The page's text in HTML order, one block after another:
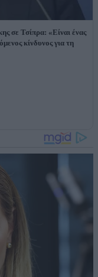
σε Τσίπρα: «Είναι ένας
κίνδυνος για τη